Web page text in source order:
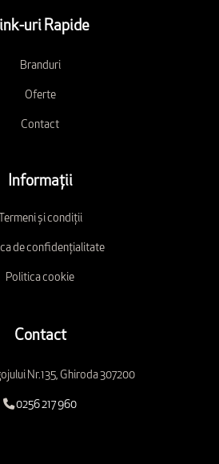
uri Rapide
Branduri
Oferte
Contact
Informații
Termeni și condiții
de confidențialitate
Politica cookie
Contact
Nr.135, Ghiroda 307200
0256 217 960